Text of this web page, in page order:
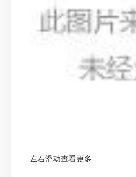
左右滑动查看更多